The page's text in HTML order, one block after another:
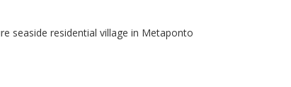
seaside residential village in Metaponto